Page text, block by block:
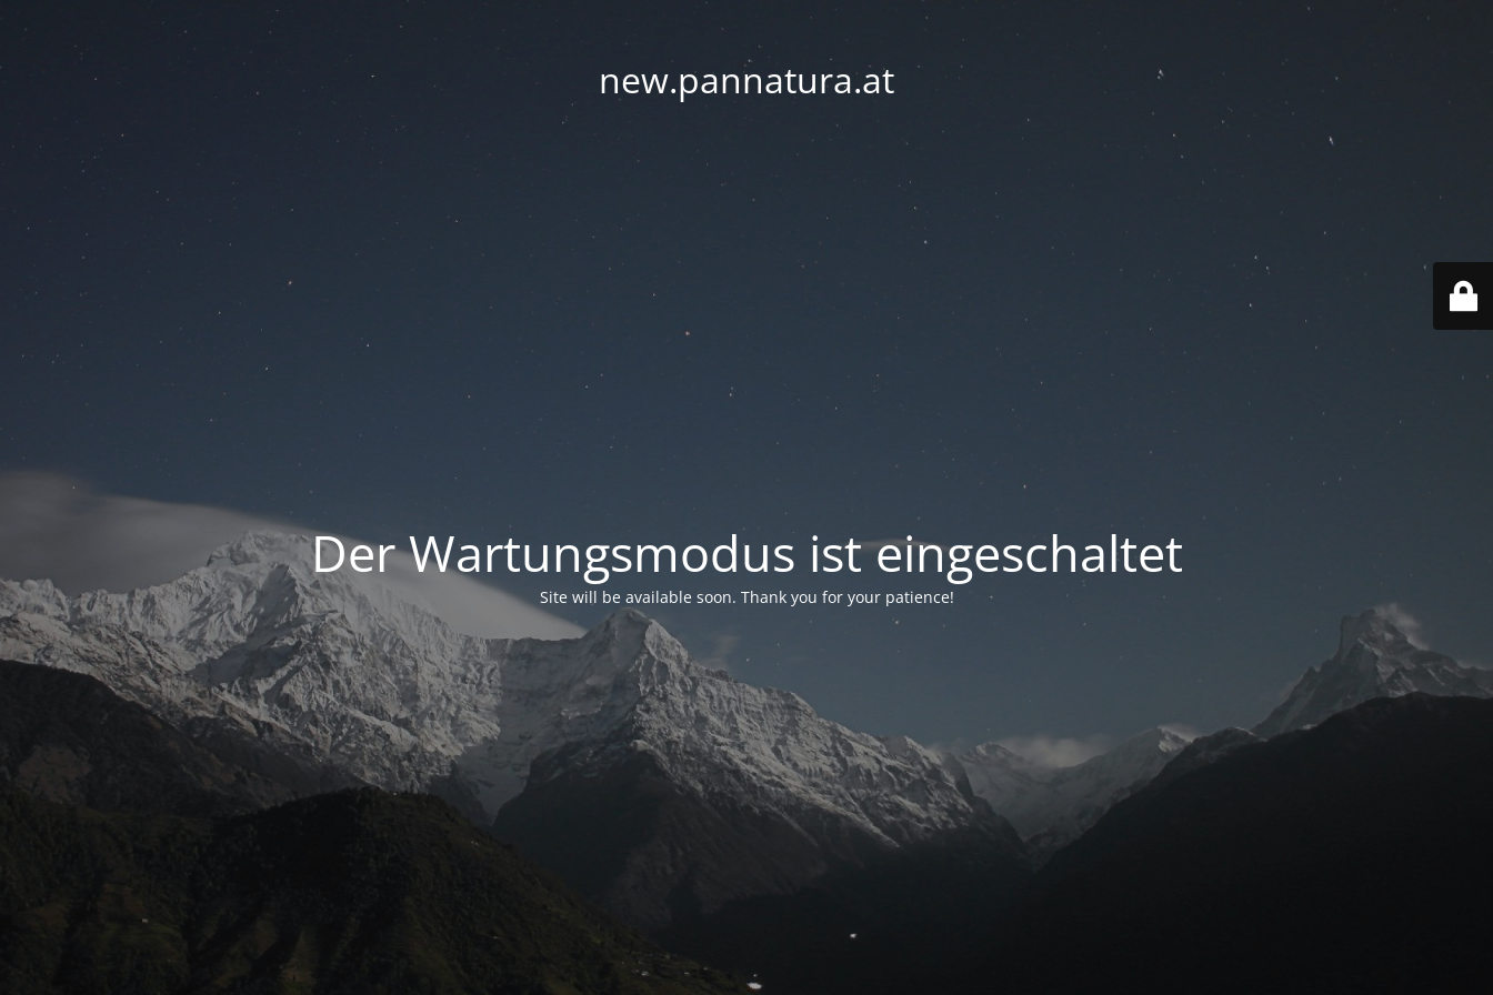
new.pannatura.at
Der Wartungsmodus ist eingeschaltet
Site will be available soon. Thank you for your patience!